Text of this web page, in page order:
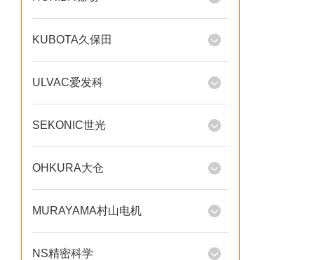
KUBOTA久保田
ULVAC爱发科
SEKONIC世光
OHKURA大仓
MURAYAMA村山电机
NS精密科学